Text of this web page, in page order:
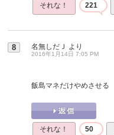
それな！ 221
8 名無しだＪ より
2016年1月14日 7:05 PM
飯島マネだけやめさせる
それな！ 50